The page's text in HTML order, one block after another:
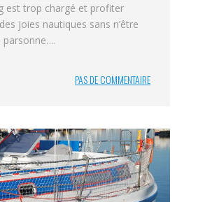
est trop chargé et profiter
joies nautiques sans n’être
parsonne….
PAS DE COMMENTAIRE